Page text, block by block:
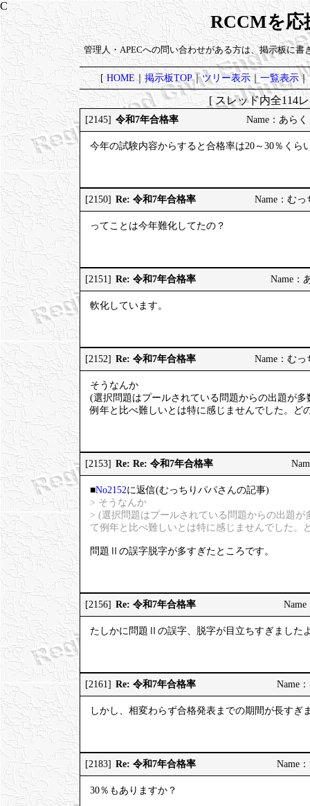
RCCMを応
管理人・APECへの問い合わせがある方は、掲示板に書
[HOME｜掲示板TOP｜ツリー表示｜一覧表示｜
[ スレッド内全114
[2145] 令和7年合格率 Name：あら
今年の試験内容からすると合格率は20～30％くら
[2150] Re: 令和7年合格率 Name：む
ってことは今年難化してたの？
[2151] Re: 令和7年合格率 Name：
軟化しています。
[2152] Re: 令和7年合格率 Name：む
そうなんか
(選択問題はプールされている問題からの出題が
例年と比べ難しいとは特に感じませんでした。ど
[2153] Re: Re: 令和7年合格率
■No2152に返信(むっちりパパさんの記事)
> そうなんか
> (選択問題はプールされている問題からの出題
て例年と比べ難しいとは特に感じませんでした。
問題Ⅱの誤字脱字が多すぎたところです。
[2156] Re: 令和7年合格率
たしかに問題Ⅱの誤字、脱字が目立ちすぎました
[2161] Re: 令和7年合格率 Name
しかし、相変わらず合格発表までの期間が長すぎ
[2183] Re: 令和7年合格率 Name
30％もありますか？